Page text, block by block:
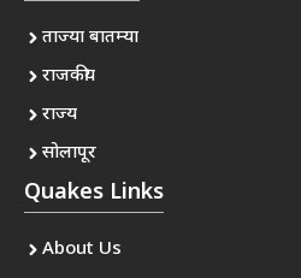
ताज्या बातम्या
राजकीय
राज्य
सोलापूर
Quakes Links
About Us